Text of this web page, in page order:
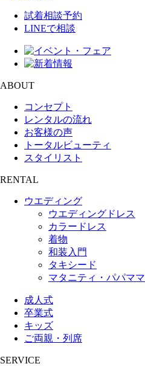
試着相談予約
LINEで相談
ABOUT
コンセプト
レンタルの流れ
お客様の声
トータルビューティ
スタイリスト
RENTAL
ウエディング
ウエディングドレス
カラードレス
着物
和装入門
タキシード
マタニティ・パパママ
成人式
卒業式
キッズ
ご両親・列席
SERVICE